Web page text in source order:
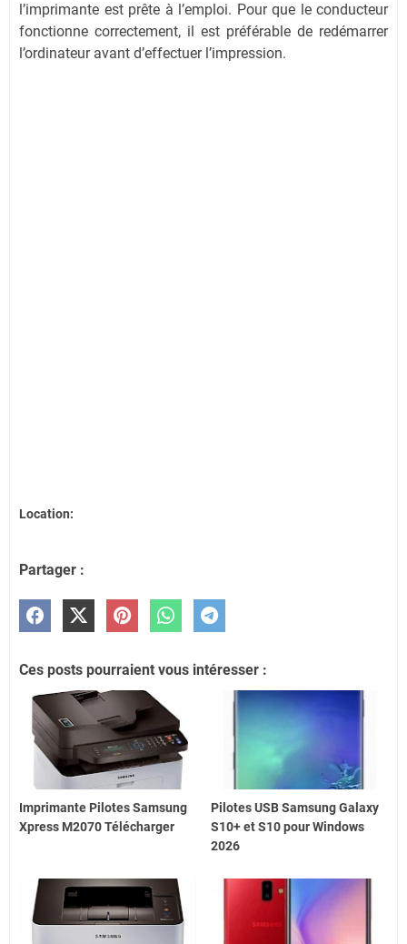
l’imprimante est prête à l’emploi. Pour que le conducteur
fonctionne correctement, il est préférable de redémarrer
l’ordinateur avant d’effectuer l’impression.
Location:
Partager :
Ces posts pourraient vous intéresser :
Imprimante Pilotes Samsung
Xpress M2070 Télécharger
Pilotes USB Samsung Galaxy
S10+ et S10 pour Windows
2026